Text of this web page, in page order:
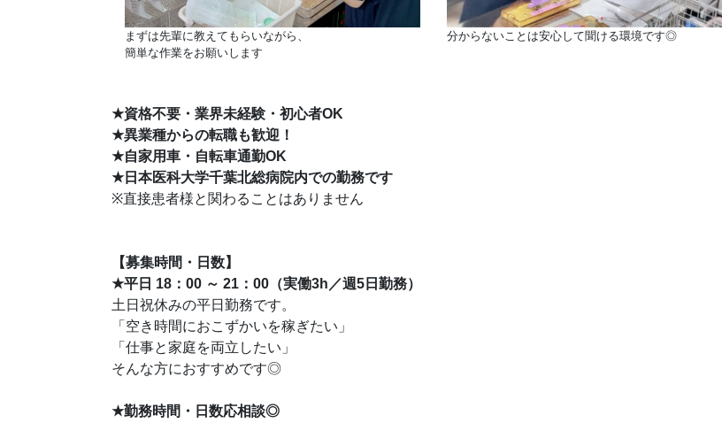
まずは先輩に教えてもらいながら、
簡単な作業をお願いします
分からないことは安心して聞ける環境です◎
★資格不要・業界未経験・初心者OK
★異業種からの転職も歓迎！
★自家用車・自転車通勤OK
★日本医科大学千葉北総病院内での勤務です
※直接患者様と関わることはありません
【募集時間・日数】
★平日 18：00 ～ 21：00（実働3h／週5日勤務）
土日祝休みの平日勤務です。
「空き時間におこずかいを稼ぎたい」
「仕事と家庭を両立したい」
そんな方におすすめです◎
★勤務時間・日数応相談◎